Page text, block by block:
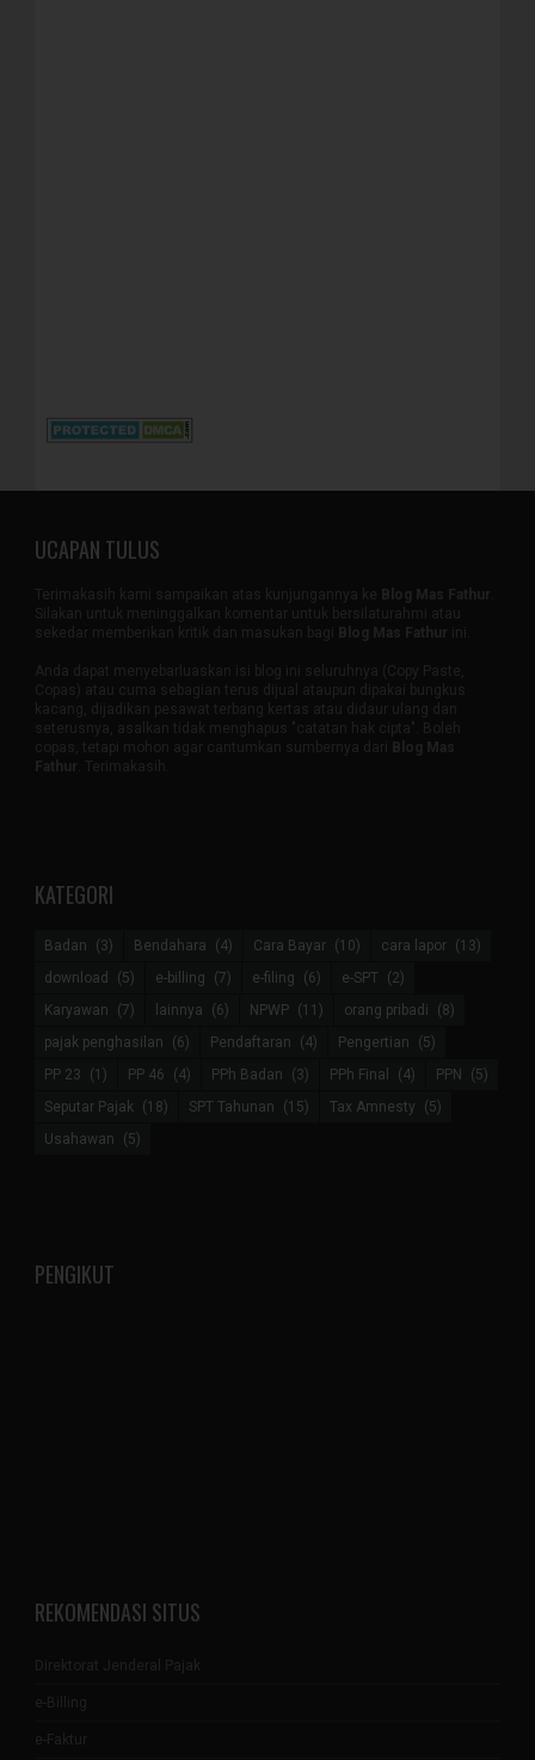
UCAPAN TULUS
KATEGORI
Badan (3) Bendahara (4) Cara Bayar (10) cara lapor (13)
download
(5) e-billing (7) e-filing (6) e-SPT (2)
Karyawan
(7) lainnya (6) NPWP (11) orang pribadi
(8)
pajak penghasilan
(6) Pendaftaran (4) Pengertian
(5)
PP 23
(1) PP 46 (4) PPh Badan (3) PPh Final (4) PPN
(5)
Seputar Pajak (18) SPT Tahunan (15) Tax Amnesty
(5)
Usahawan
(5)
PENGIKUT
REKOMENDASI SITUS